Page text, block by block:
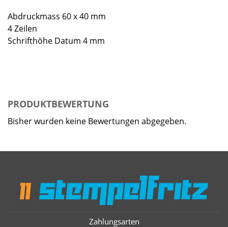
Abdruckmass 60 x 40 mm
4 Zeilen
Schrifthöhe Datum 4 mm
PRODUKTBEWERTUNG
Bisher wurden keine Bewertungen abgegeben.
Zahlungsarten